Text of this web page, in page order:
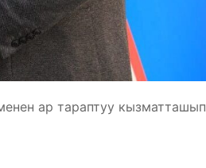
ар тараптуу кызматташып